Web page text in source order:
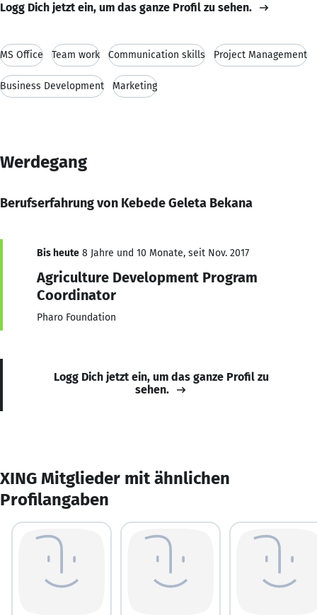
Logg Dich jetzt ein, um das ganze Profil zu sehen.
MS Office Team work Communication skills Project Management
Business Development Marketing
Werdegang
Berufserfahrung von Kebede Geleta Bekana
Bis heute 8 Jahre und 10 Monate, seit Nov. 2017
Agriculture Development Program
Coordinator
Pharo Foundation
Logg Dich jetzt ein, um das ganze Profil zu
sehen.
XING Mitglieder mit ähnlichen
Profilangaben